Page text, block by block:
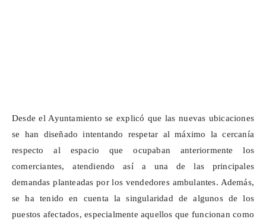
Desde el Ayuntamiento se explicó que las nuevas ubicaciones
se han diseñado intentando respetar al máximo la cercanía
respecto al espacio que ocupaban anteriormente los
comerciantes, atendiendo así a una de las principales
demandas planteadas por los vendedores ambulantes. Además,
se ha tenido en cuenta la singularidad de algunos de los
puestos afectados, especialmente aquellos que funcionan como